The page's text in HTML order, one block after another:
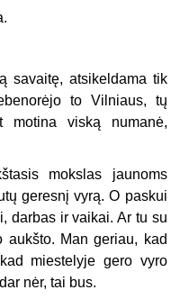
savaitę, atsikeldama tik
to Vilniaus, tų
motina viską numanė,
mokslas jaunoms
geresnį vyrą. O paskui
darbas ir vaikai. Ar tu su
Man geriau, kad
miestelyje gero vyro
nėr, tai bus.